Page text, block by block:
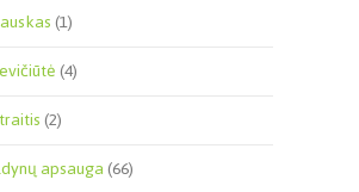
(1)
(4)
(2)
apsauga(66)